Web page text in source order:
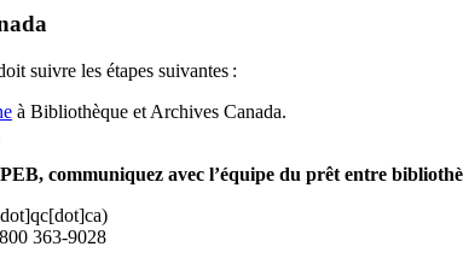
suivre les étapes suivantes :
à Bibliothèque et Archives Canada.
communiquez avec l’équipe du prêt entre
)
363-9028